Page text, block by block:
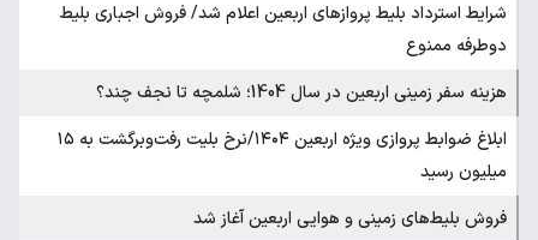
شرایط استرداد بلیط پروازهای اربعین اعلام شد/ فروش اجباری بلیط
دوطرفه ممنوع
هزینه سفر زمینی اربعین در سال 1404؛ شلمچه تا نجف چند؟
ابلاغ ضوابط پروازی ویژه اربعین ۱۴۰۴/نرخ بلیت رفت‌وبرگشت به ۱۵
میلیون رسید
فروش بلیط‌های زمینی و هوایی اربعین آغاز شد